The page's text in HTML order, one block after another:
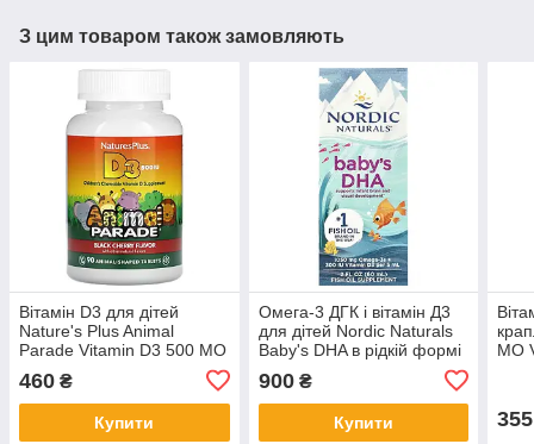
З цим товаром також замовляють
Вітамін D3 для дітей
Nature's Plus Animal
Parade Vitamin D3 500 МО
жувальних таблеток
460 ₴
Купити
Омега-3 ДГК і вітамін Д3
для дітей Nordic Naturals
Baby's DHA в рідкій формі
900₴
Купити
МО
355